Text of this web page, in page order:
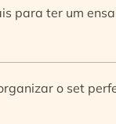
para ter um
o set